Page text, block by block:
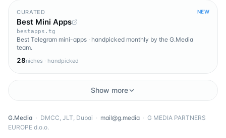
CURATED NEW
Best Mini Apps
bestapps.tg
Best Telegram mini-apps · handpicked monthly by the G.Media
team.
28niches · handpicked
Show more
G.Media · DMCC, JLT, Dubai · mail@g.media · G MEDIA PARTNERS
EUROPE d.o.o.